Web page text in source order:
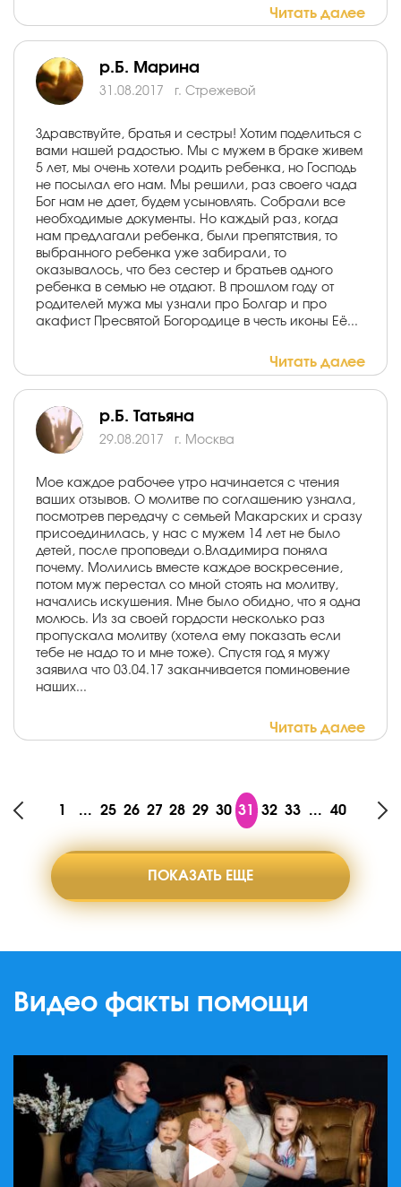
Читать далее
р.Б. Марина
31.08.2017 г. Стрежевой
Здравствуйте, братья и сестры! Хотим поделиться с
вами нашей радостью. Мы с мужем в браке живем
5 лет, мы очень хотели родить ребенка, но Господь
не посылал его нам. Мы решили, раз своего чада
Бог нам не дает, будем усыновлять. Собрали все
необходимые документы. Но каждый раз, когда
нам предлагали ребенка, были препятствия, то
выбранного ребенка уже забирали, то
оказывалось, что без сестер и братьев одного
ребенка в семью не отдают. В прошлом году от
родителей мужа мы узнали про Болгар и про
акафист Пресвятой Богородице в честь иконы Её...
Читать далее
р.Б. Татьяна
29.08.2017 г. Москва
Мое каждое рабочее утро начинается с чтения
ваших отзывов. О молитве по соглашению узнала,
посмотрев передачу с семьей Макарских и сразу
присоединилась, у нас с мужем 14 лет не было
детей, после проповеди о.Владимира поняла
почему. Молились вместе каждое воскресение,
потом муж перестал со мной стоять на молитву,
начались искушения. Мне было обидно, что я одна
молюсь. Из за своей гордости несколько раз
пропускала молитву (хотела ему показать если
тебе не надо то и мне тоже). Спустя год я мужу
заявила что 03.04.17 заканчивается поминовение
наших...
Читать далее
1 ... 25 26 27 28 29 30 31 32 33 ... 40
ПОКАЗАТЬ ЕЩЕ
Видео факты помощи